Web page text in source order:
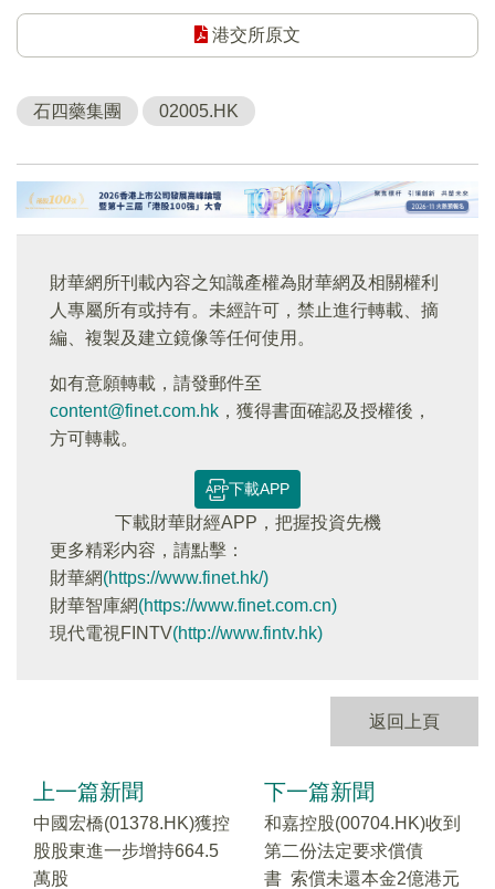
港交所原文
石四藥集團 02005.HK
財華網所刊載內容之知識產權為財華網及相關權利
人專屬所有或持有。未經許可，禁止進行轉載、摘
編、複製及建立鏡像等任何使用。
如有意願轉載，請發郵件至
content@finet.com.hk ，獲得書面確認及授權後，
方可轉載。
下載APP
下載財華財經APP，把握投資先機
更多精彩内容，請點擊：
財華網(https://www.finet.hk/)
財華智庫網(https://www.finet.com.cn)
現代電視FINTV(http://www.fintv.hk)
返回上頁
上一篇新聞
中國宏橋(01378.HK)獲控
股股東進一步增持664.5
萬股
下一篇新聞
和嘉控股(00704.HK)收到
第二份法定要求償債
書 索償未還本金2億港元